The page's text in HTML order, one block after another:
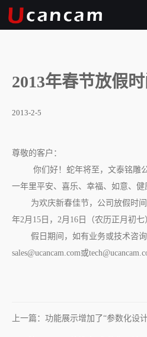
2013年春节放假
2013-2-5
尊敬的客户：
你们好！蛇年将至，文泰铭雕公
一年里平安、喜乐、幸福、如意、健
为欢庆新春佳节，公司放假时间
年2月15日，2月16日（农历正月初七
假日期间，如有业务或技术咨询
sales@ucancam.com或
上一篇：功能展示增加了“参数化设